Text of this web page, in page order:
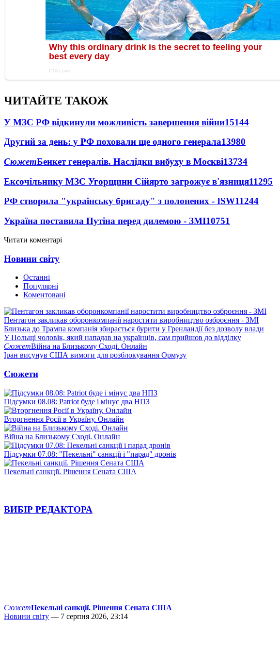
ЧИТАЙТЕ ТАКОЖ
У МЗС РФ відкинули можливість завершення війни15144
Другий за день: у РФ поховали ще одного генерала13980
СюжетБенкет генералів. Наслідки вибуху в Москві13734
Ексочільнику МЗС Угорщини Сійярто загрожує в'язниця11295
РФ створила "українську бригаду" з полонених - ISW11244
Україна поставила Путіна перед дилемою - ЗМІ10751
Читати коментарі
Новини світу
Останні
Популярні
Коментовані
Пентагон закликав оборонкомпанії наростити виробництво озброєння - ЗМІ
Близька до Трампа компанія збирається бурити у Гренландії без дозволу влади
У Польщі чоловік, який нападав на українців, сам прийшов до відділку
СюжетВійна на Близькому Сході. Онлайн
Іран висунув США вимоги для розблокування Ормузу
Сюжети
Підсумки 08.08: Patriot буде і мінус два НПЗ
Вторгнення Росії в Україну. Онлайн
Війна на Близькому Сході. Онлайн
Підсумки 07.08: "Пекельні" санкції і "парад" дронів
Пекельні санкції. Рішення Сената США
ВИБІР РЕДАКТОРА
СюжетПекельні санкції. Рішення Сената США
Новини світу — 7 серпня 2026, 23:14